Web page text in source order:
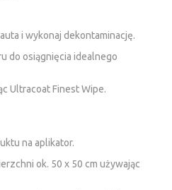
i wykonaj dekontaminację.
do osiągnięcia idealnego
Ultracoat Finest Wipe.
na aplikator.
ok. 50 x 50 cm używając